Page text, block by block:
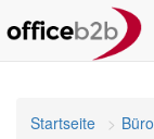
Startseite